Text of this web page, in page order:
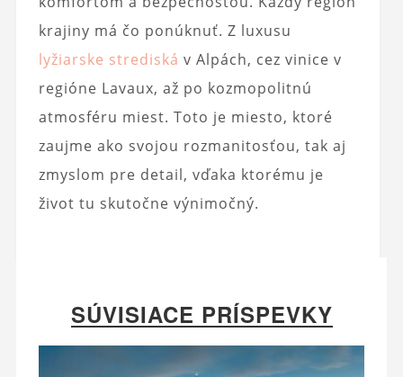
krajiny má čo ponúknuť. Z luxusu
lyžiarske strediská v Alpách, cez vinice v
regióne Lavaux, až po kozmopolitnú
atmosféru miest. Toto je miesto, ktoré
zaujme ako svojou rozmanitosťou, tak aj
zmyslom pre detail, vďaka ktorému je
život tu skutočne výnimočný.
SÚVISIACE PRÍSPEVKY